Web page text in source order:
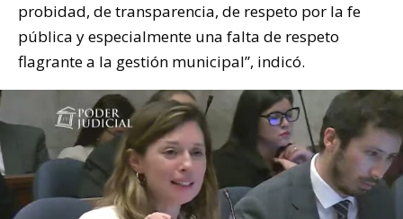
probidad, de transparencia, de respeto por la fe
pública y especialmente una falta de respeto
flagrante a la gestión municipal”, indicó.